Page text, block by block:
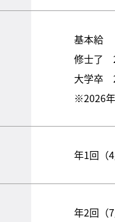
基本給
修士了
大学卒
※2026
年1回（4
年2回（7